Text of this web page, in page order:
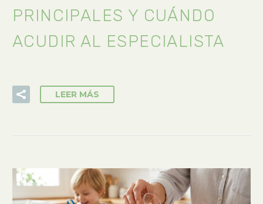
PRINCIPALES Y CUÁNDO
ACUDIR AL ESPECIALISTA
LEER MÁS